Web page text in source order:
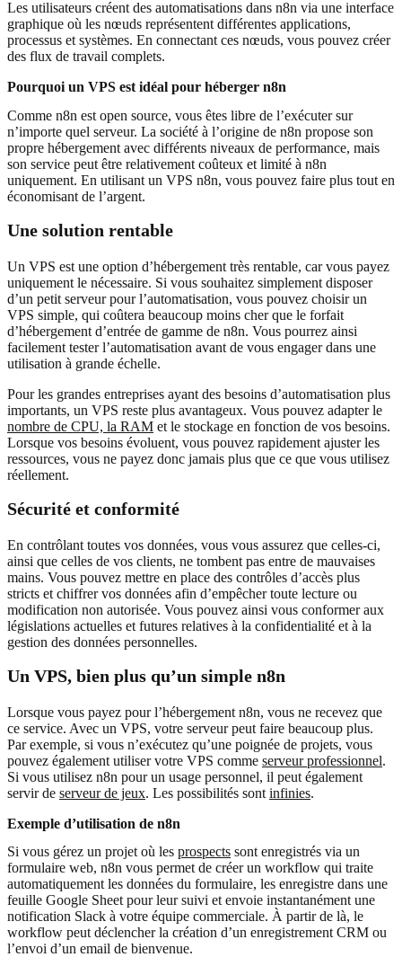
Les utilisateurs créent des automatisations dans n8n via une interface
graphique où les nœuds représentent différentes applications,
processus et systèmes. En connectant ces nœuds, vous pouvez créer
des flux de travail complets.
Pourquoi un VPS est idéal pour héberger n8n
Comme n8n est open source, vous êtes libre de l’exécuter sur
n’importe quel serveur. La société à l’origine de n8n propose son
propre hébergement avec différents niveaux de performance, mais
son service peut être relativement coûteux et limité à n8n
uniquement. En utilisant un VPS n8n, vous pouvez faire plus tout en
économisant de l’argent.
Une solution rentable
Un VPS est une option d’hébergement très rentable, car vous payez
uniquement le nécessaire. Si vous souhaitez simplement disposer
d’un petit serveur pour l’automatisation, vous pouvez choisir un
VPS simple, qui coûtera beaucoup moins cher que le forfait
d’hébergement d’entrée de gamme de n8n. Vous pourrez ainsi
facilement tester l’automatisation avant de vous engager dans une
utilisation à grande échelle.
Pour les grandes entreprises ayant des besoins d’automatisation plus
importants, un VPS reste plus avantageux. Vous pouvez adapter le
nombre de CPU, la RAM et le stockage en fonction de vos besoins.
Lorsque vos besoins évoluent, vous pouvez rapidement ajuster les
ressources, vous ne payez donc jamais plus que ce que vous utilisez
réellement.
Sécurité et conformité
En contrôlant toutes vos données, vous vous assurez que celles-ci,
ainsi que celles de vos clients, ne tombent pas entre de mauvaises
mains. Vous pouvez mettre en place des contrôles d’accès plus
stricts et chiffrer vos données afin d’empêcher toute lecture ou
modification non autorisée. Vous pouvez ainsi vous conformer aux
législations actuelles et futures relatives à la confidentialité et à la
gestion des données personnelles.
Un VPS, bien plus qu’un simple n8n
Lorsque vous payez pour l’hébergement n8n, vous ne recevez que
ce service. Avec un VPS, votre serveur peut faire beaucoup plus.
Par exemple, si vous n’exécutez qu’une poignée de projets, vous
pouvez également utiliser votre VPS comme serveur professionnel.
Si vous utilisez n8n pour un usage personnel, il peut également
servir de serveur de jeux. Les possibilités sont infinies.
Exemple d’utilisation de n8n
Si vous gérez un projet où les prospects sont enregistrés via un
formulaire web, n8n vous permet de créer un workflow qui traite
automatiquement les données du formulaire, les enregistre dans une
feuille Google Sheet pour leur suivi et envoie instantanément une
notification Slack à votre équipe commerciale. À partir de là, le
workflow peut déclencher la création d’un enregistrement CRM ou
l’envoi d’un email de bienvenue.